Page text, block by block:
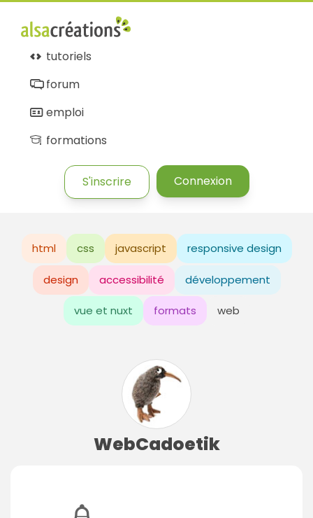
tutoriels
forum
emploi
formations
S'inscrire Connexion
html css javascript responsive design
design accessibilité développement
vue et nuxt formats web
WebCadoetik